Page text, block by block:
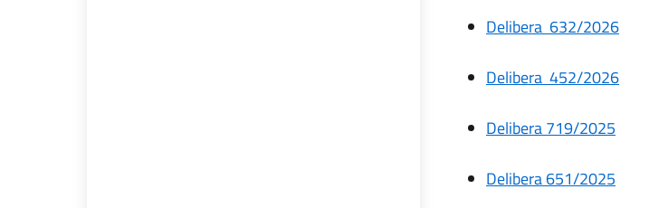
Delibera 632/2026
Delibera 452/2026
Delibera 719/2025
Delibera 651/2025